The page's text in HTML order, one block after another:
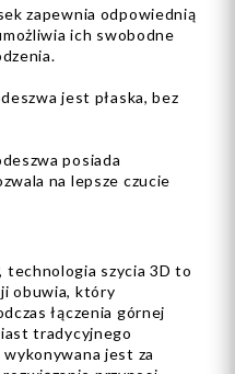
zapewnia odpowiednią
ich swobodne
jest płaska, bez
posiada
na lepsze czucie
technologia szycia 3D to
obuwia, który
łączenia górnej
tradycyjnego
wykonywana jest za